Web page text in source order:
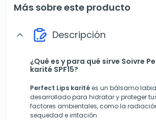
Más sobre este producto
expand_more Descripción
¿Qué es y para qué sirve Soivre
karité SPF15?
Perfect Lips karitées un bálsamo
desarrollado para hidratar y proteger
factores ambientales, como la
sequedad e irritación.